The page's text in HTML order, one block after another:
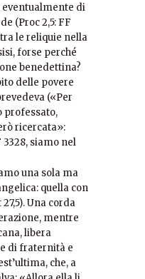
eventualmente di
(Proc 2,5: FF
le reliquie nella
forse perché
benedettina?
delle povere
(«Per
professato,
ricercata»:
3328, siamo nel
una sola ma
quella con
Una corda
mentre
libera
di fraternità e
che, a